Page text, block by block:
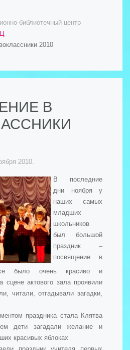
библиотечный центр
2010
В
2010
В последние
дни ноября у
наших самых
младших
школьников
был большой
праздник –
посвящение в
было очень красиво и
сцене актового зала проявили
читали, отгадывали загадки,
праздника стала Клятва
дети загадали желание и
красивых яблоках